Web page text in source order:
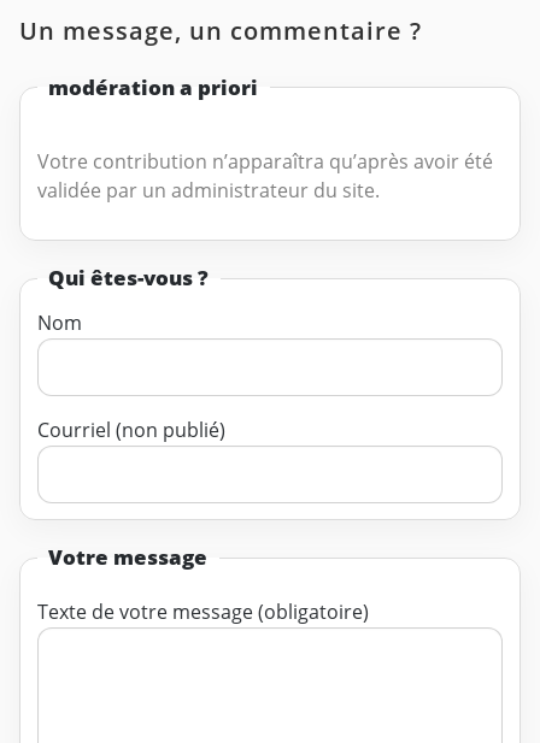
Un message, un commentaire ?
modération a priori
Votre contribution n’apparaîtra qu’après avoir été
validée par un administrateur du site.
Qui êtes-vous ?
Nom
Courriel (non publié)
Votre message
Texte de votre message (obligatoire)